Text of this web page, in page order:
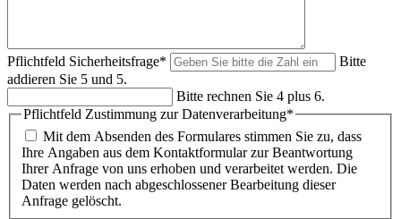
Pflichtfeld Sicherheitsfrage*
Bitte
addieren Sie 5 und 5.
Bitte rechnen Sie 4 plus 6.
Pflichtfeld Zustimmung zur Datenverarbeitung*
Mit dem Absenden des Formulares stimmen Sie zu, dass
Ihre Angaben aus dem Kontaktformular zur Beantwortung
Ihrer Anfrage von uns erhoben und verarbeitet werden. Die
Daten werden nach abgeschlossener Bearbeitung dieser
Anfrage gelöscht.